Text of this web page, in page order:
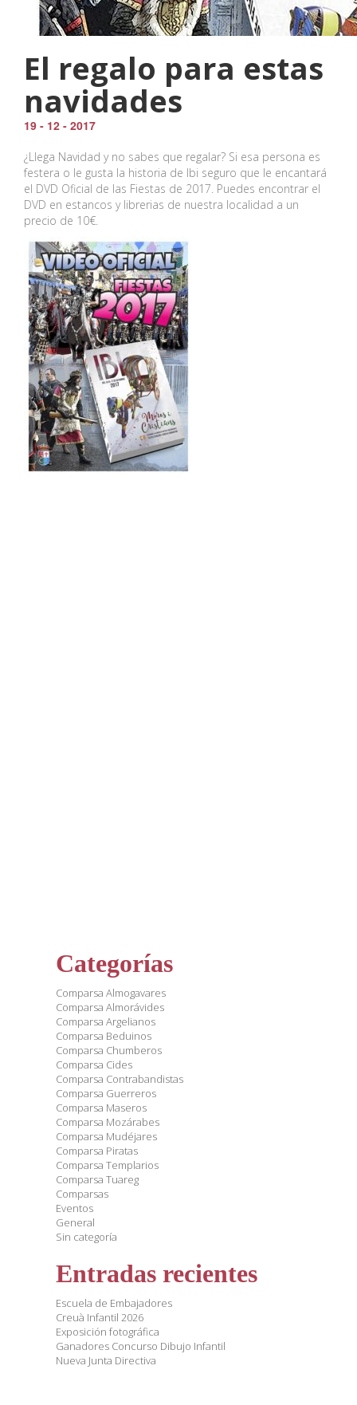
El regalo para estas
navidades
19 - 12 - 2017
¿Llega Navidad y no sabes que regalar? Si esa persona es
festera o le gusta la historia de Ibi seguro que le encantará
el DVD Oficial de las Fiestas de 2017. Puedes encontrar el
DVD en estancos y librerias de nuestra localidad a un
precio de 10€.
Categorías
Comparsa Almogavares
Comparsa Almorávides
Comparsa Argelianos
Comparsa Beduinos
Comparsa Chumberos
Comparsa Cides
Comparsa Contrabandistas
Comparsa Guerreros
Comparsa Maseros
Comparsa Mozárabes
Comparsa Mudéjares
Comparsa Piratas
Comparsa Templarios
Comparsa Tuareg
Comparsas
Eventos
General
Sin categoría
Entradas recientes
Escuela de Embajadores
Creuà Infantil 2026
Exposición fotográfica
Ganadores Concurso Dibujo Infantil
Nueva Junta Directiva